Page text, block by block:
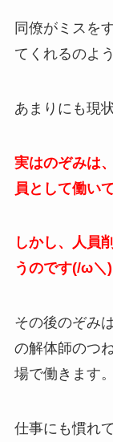
同僚がミスを
てくれるのよ
あまりにも現
実はのぞみは
員として働い
しかし、人員
うのです(/ω＼)
その後のぞみ
の解体師のつ
場で働きます。
仕事にも慣れ